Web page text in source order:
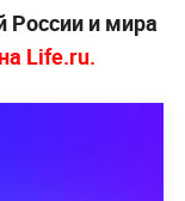
и мира
Life.ru.